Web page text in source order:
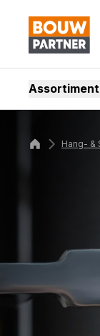
Assortiment
Hang- &